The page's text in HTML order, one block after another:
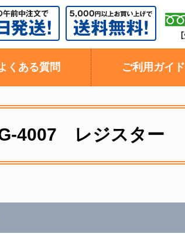
くある質問 ご利用ガイド
4007 レジスター